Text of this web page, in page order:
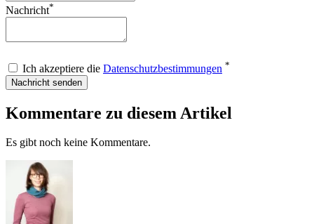
Nachricht*
Ich akzeptiere die Datenschutzbestimmungen *
Nachricht senden
Kommentare zu diesem Artikel
Es gibt noch keine Kommentare.